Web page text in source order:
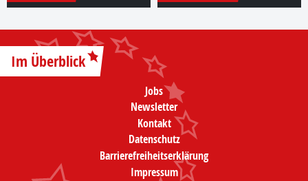
Im Überblick
Jobs
Newsletter
Kontakt
Datenschutz
Barrierefreiheitserklärung
Impressum